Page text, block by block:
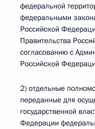
федеральной
федеральными
Российской
Правительства
согласованию с
Российской
2) отдельные
переданные для
государственной
Федерации